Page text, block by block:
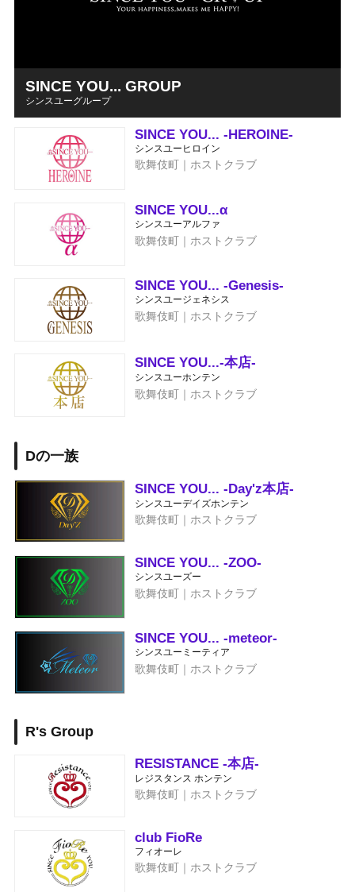
SINCE YOU... GROUP
シンスユーグループ
SINCE YOU... -HEROINE-
シンスユーヒロイン
歌舞伎町｜ホストクラブ
SINCE YOU...α
シンスユーアルファ
歌舞伎町｜ホストクラブ
SINCE YOU... -Genesis-
シンスユージェネシス
歌舞伎町｜ホストクラブ
SINCE YOU...-本店-
シンスユーホンテン
歌舞伎町｜ホストクラブ
Dの一族
SINCE YOU... -Day'z本店-
シンスユーデイズホンテン
歌舞伎町｜ホストクラブ
SINCE YOU... -ZOO-
シンスユーズー
歌舞伎町｜ホストクラブ
SINCE YOU... -meteor-
シンスユーミーティア
歌舞伎町｜ホストクラブ
R's Group
RESISTANCE -本店-
レジスタンス ホンテン
歌舞伎町｜ホストクラブ
club FioRe
フィオーレ
歌舞伎町｜ホストクラブ